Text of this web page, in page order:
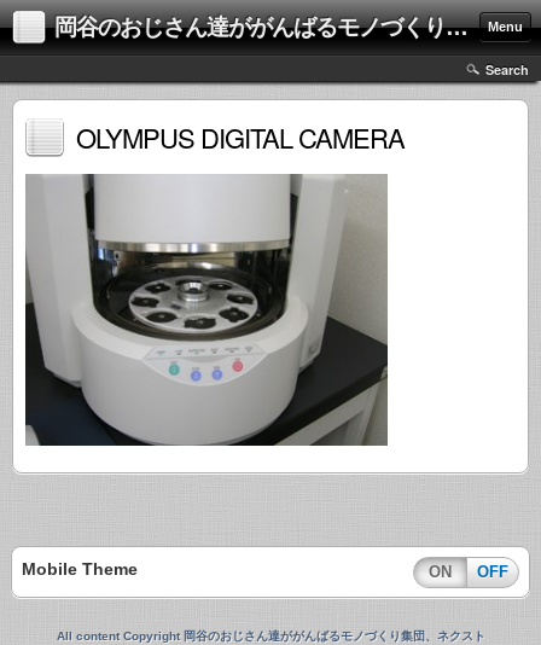
岡谷のおじさん達ががんばるモノづくり集団、ネクスト Menu
Search
OLYMPUS DIGITAL CAMERA
Mobile Theme ON OFF
All content Copyright 岡谷のおじさん達ががんばるモノづくり集団、ネクスト